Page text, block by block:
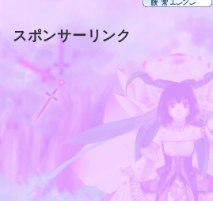
スポンサーリンク